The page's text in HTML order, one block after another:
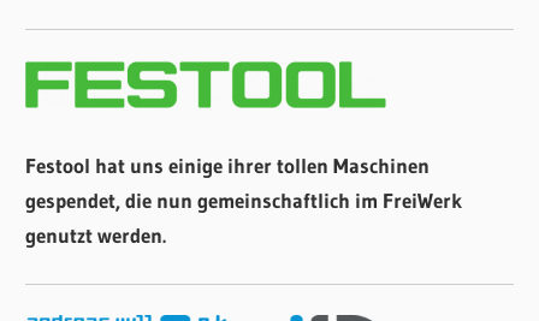
Festool hat uns einige ihrer tollen Maschinen
gespendet, die nun gemeinschaftlich im FreiWerk
genutzt werden.